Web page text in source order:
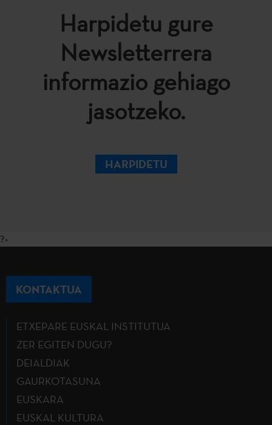
Harpidetu gure
Newsletterrera
informazio gehiago
jasotzeko.
HARPIDETU
?>
KONTAKTUA
ETXEPARE EUSKAL INSTITUTUA
ZER EGITEN DUGU?
DEIALDIAK
GAURKOTASUNA
EUSKARA
EUSKAL KULTURA